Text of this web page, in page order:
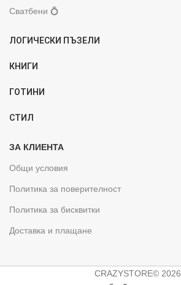
Сватбени 💍
ЛОГИЧЕСКИ ПЪЗЕЛИ
КНИГИ
ГОТИНИ
СТИЛ
ЗА КЛИЕНТА
Общи условия
Политика за поверителност
Политика за бисквитки
Доставка и плащане
CRAZYSTORE© 2026